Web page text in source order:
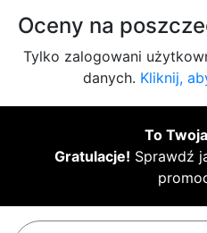
Oceny na
Tylko zalogowani
danych. Kliknij,
To
Gratulacje! Sprawdź